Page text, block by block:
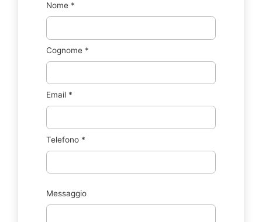
Nome *
Cognome *
Email *
Telefono *
Messaggio